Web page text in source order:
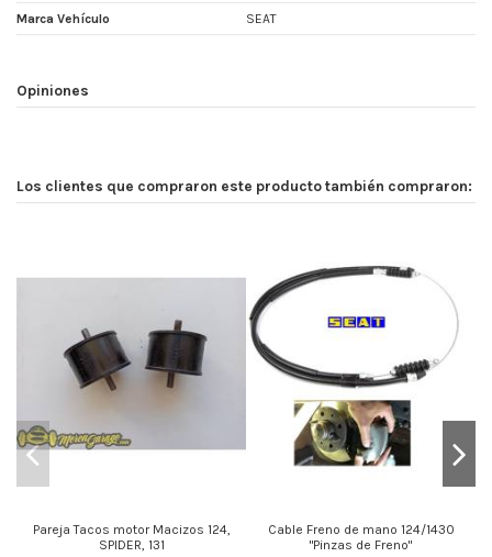
Marca Vehículo SEAT
Opiniones
Los clientes que compraron este producto también compraron:
Pareja Tacos motor Macizos 124,
SPIDER, 131
Cable Freno de mano 124/1430
"Pinzas de Freno"